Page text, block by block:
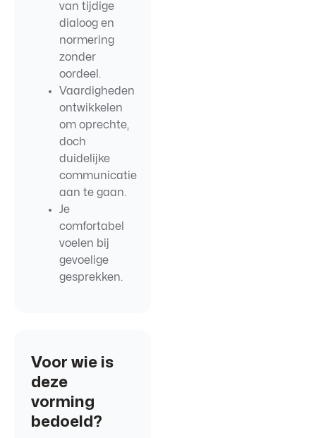
van tijdige
dialoog en
normering
zonder
oordeel.
Vaardigheden
ontwikkelen
om oprechte,
doch
duidelijke
communicatie
aan te gaan.
Je
comfortabel
voelen bij
gevoelige
gesprekken.
Voor wie is
deze
vorming
bedoeld?